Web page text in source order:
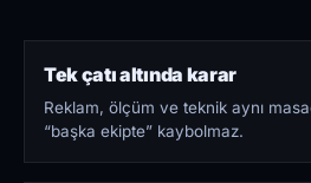
Tek çatı altında karar
Reklam, ölçüm ve teknik aynı
“başka ekipte” kaybolmaz.